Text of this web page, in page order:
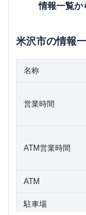
情報一覧か
米沢市の情報
名称
営業時間
ATM営業時間
ATM
駐車場